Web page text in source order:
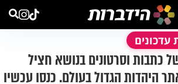
עדכונים
כתבות וסרטונים בנושא חציל
היהדות הגדול בעולם. כנסו עכשיו